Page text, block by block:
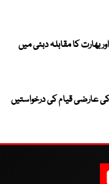
پاکستان اور بھارت کا مقابلہ دبئی میں
کی عارضی قیام کی درخواستیں